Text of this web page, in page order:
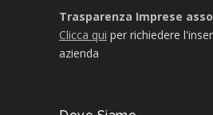
Trasparenza Imprese
Clicca qui per richiedere
azienda